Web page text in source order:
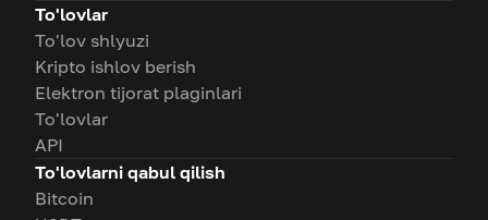
To'lovlar
To'lov shlyuzi
Kripto ishlov berish
Elektron tijorat plaginlari
To'lovlar
API
To'lovlarni qabul qilish
Bitcoin